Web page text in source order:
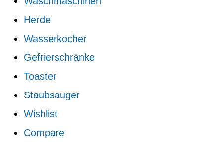
Herde
Wasserkocher
Gefrierschränke
Toaster
Staubsauger
Wishlist
Compare